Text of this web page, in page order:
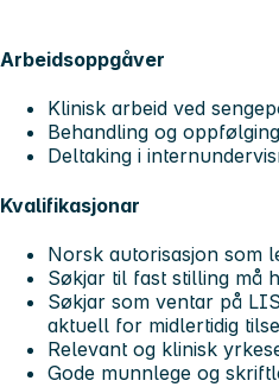
Arbeidsoppgåver
Klinisk arbeid ved
Behandling og
Deltaking i
Kvalifikasjonar
Norsk autorisasjon som
Søkjar til fast stilling må
Søkjar som ventar på
aktuell for midlertidig
Relevant og klinisk
Gode munnlege og